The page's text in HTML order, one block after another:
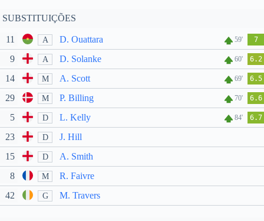
SUBSTITUIÇÕES
11 A D. Ouattara 59' 7
9 A D. Solanke 60' 6.2
14 M A. Scott 69' 6.5
29 M P. Billing 70' 6.6
5 D L. Kelly 84' 6.7
23 D
J. Hill
15
D
A. Smith
8
M
R. Faivre
42
G M. Travers